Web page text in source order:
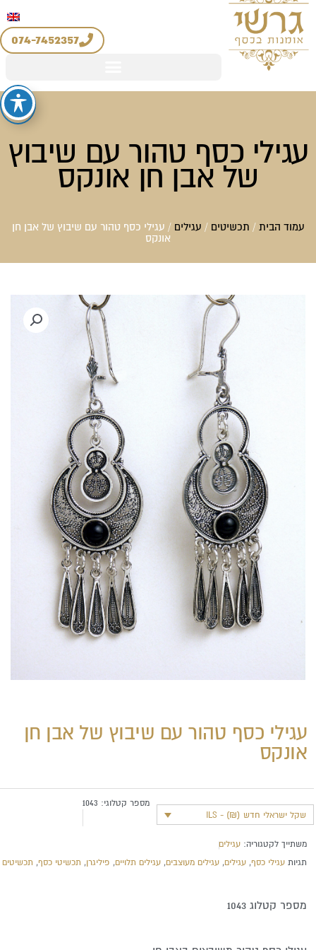
074-7452357
עגילי כסף טהור עם שיבוץ
של אבן חן אונקס
עמוד הבית/ תכשיטים/ עגילים/ עגילי כסף טהור עם שיבוץ של אבן חן
אונקס
עגילי כסף טהור עם שיבוץ של אבן חן
אונקס
שקל ישראלי חדש (₪) - ILS
מספר קטלוגי:1043
משתייך לקטגוריה: עגילים
תגיות עגילי כסף,עגילים,עגילים מעוצבים,עגילים תלויים,פיליגרן,תכשיטי כסף,תכשיטים
מספר קטלוג 1043